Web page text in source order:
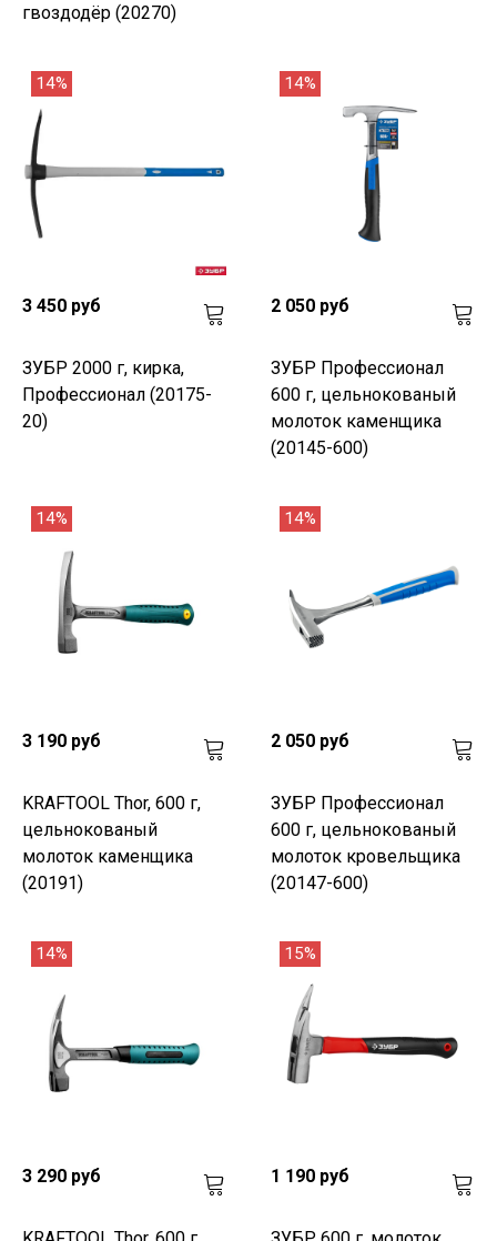
гвоздодёр (20270)
14%
3 450 руб
ЗУБР 2000 г, кирка,
Профессионал (20175-
20)
14%
2 050 руб
ЗУБР Профессионал
600 г, цельнокованый
молоток каменщика
(20145-600)
14%
3 190 руб
KRAFTOOL Thor, 600 г,
цельнокованый
молоток каменщика
(20191)
14%
2 050 руб
ЗУБР Профессионал
600 г, цельнокованый
молоток кровельщика
(20147-600)
14%
3 290 руб
15%
1 190 руб